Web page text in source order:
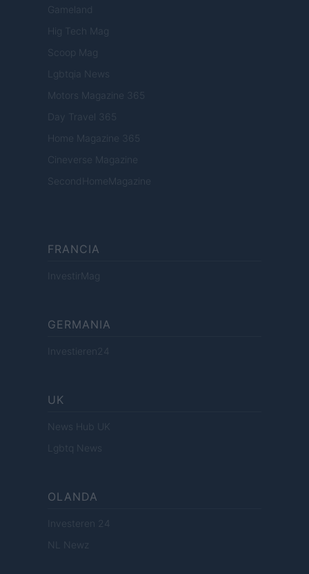
Gameland
Hig Tech Mag
Scoop Mag
Lgbtqia News
Motors Magazine 365
Day Travel 365
Home Magazine 365
Cineverse Magazine
SecondHomeMagazine
FRANCIA
InvestirMag
GERMANIA
Investieren24
UK
News Hub UK
Lgbtq News
OLANDA
Investeren 24
NL Newz